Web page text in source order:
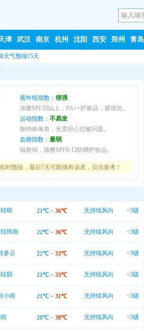
津 武汉 南京 杭州 沈阳 西安 郑州 青岛
天气预报15天
紫外线指数： 很强
涂擦SPF20以上，PA++护肤品，避强光。
运动指数： 不易发
除特殊体质，无需担心过敏问题。
血糖指数： 最弱
辐射弱，涂擦SPF8-12防晒护肤品。
时预报，最后7天可能偶有误差，仅供参考！
晴 21℃~ 36℃ 无持续风向 <3级
阵雨 22℃~ 36℃ 无持续风向 <3级
多云 22℃~ 33℃ 无持续风向 <3级
阴 21℃~ 33℃ 无持续风向 <3级
小雨 21℃~ 31℃ 无持续风向 <3级
20℃~ 30℃ 无持续风向 <3级